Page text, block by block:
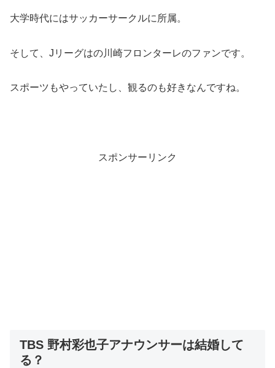
大学時代にはサッカーサークルに所属。
そして、Jリーグはの川崎フロンターレのファンです。
スポーツもやっていたし、観るのも好きなんですね。
スポンサーリンク
TBS 野村彩也子アナウンサーは結婚して
る？